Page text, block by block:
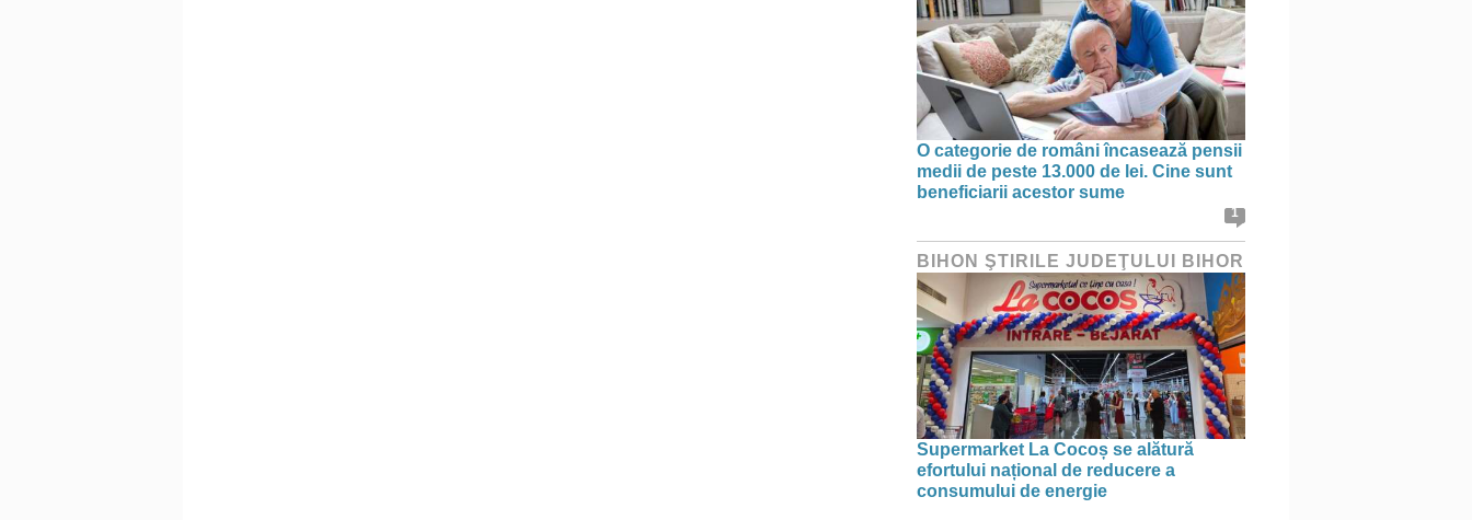
O categorie de români încasează pensii
medii de peste 13.000 de lei. Cine sunt
beneficiarii acestor sume
1
BIHON ŞTIRILE JUDEŢULUI BIHOR
Supermarket La Cocoș se alătură
efortului național de reducere a
consumului de energie